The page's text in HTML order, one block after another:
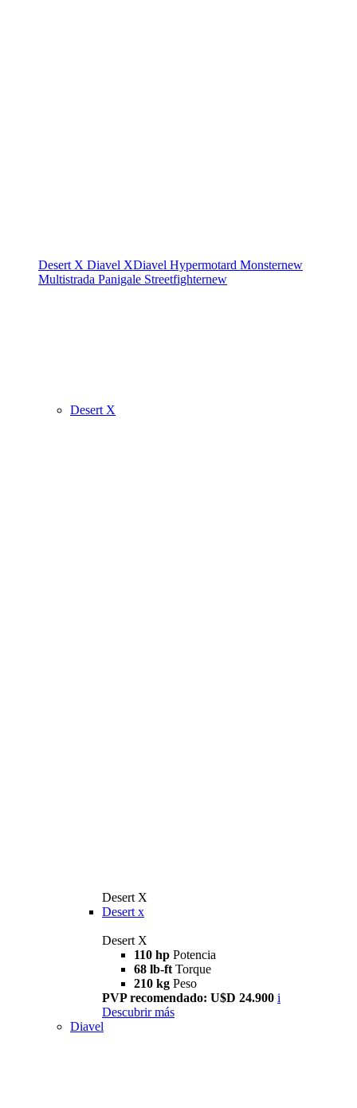
Desert X Diavel XDiavel Hypermotard Monsternew
Multistrada Panigale Streetfighternew
Desert X
Desert X
Desert x
Desert X
110 hp Potencia
68 lb-ft Torque
210 kg Peso
PVP recomendado: U$D 24.900 i
Descubrir más
Diavel